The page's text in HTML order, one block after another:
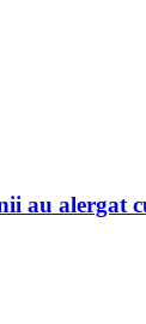
au alergat